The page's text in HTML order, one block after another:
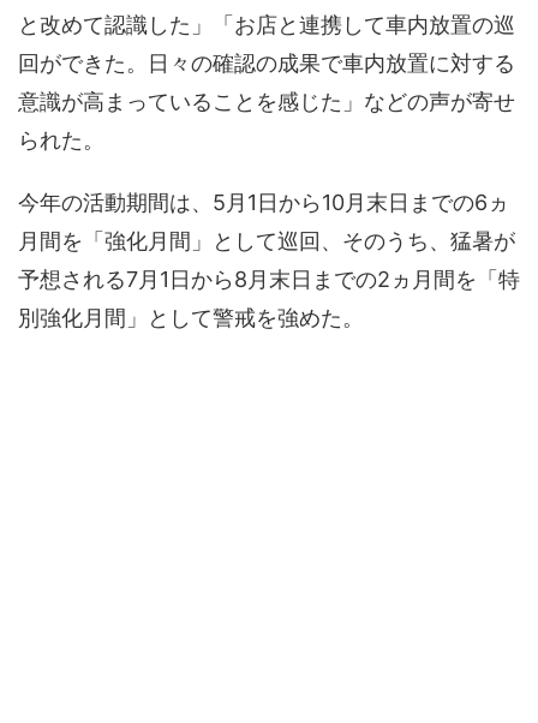
と改めて認識した」「お店と連携して車内放置の巡
回ができた。日々の確認の成果で車内放置に対する
意識が高まっていることを感じた」などの声が寄せ
られた。
今年の活動期間は、5月1日から10月末日までの6ヵ
月間を「強化月間」として巡回、そのうち、猛暑が
予想される7月1日から8月末日までの2ヵ月間を「特
別強化月間」として警戒を強めた。